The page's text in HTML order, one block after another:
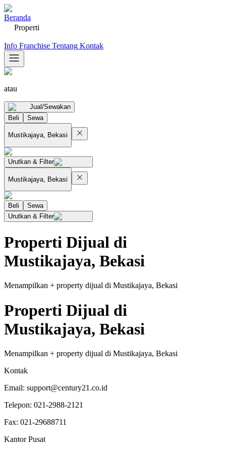
Beranda
Properti
Info Franchise Tentang Kontak
atau
Jual/Sewakan
Beli
Sewa
Mustikajaya, Bekasi
Urutkan & Filter
Mustikajaya, Bekasi
Beli
Sewa
Urutkan & Filter
Properti Dijual di
Mustikajaya, Bekasi
Menampilkan + property dijual di Mustikajaya, Bekasi
Properti Dijual di
Mustikajaya, Bekasi
Menampilkan + property dijual di Mustikajaya, Bekasi
Kontak
Email: support@century21.co.id
Telepon: 021-2988-2121
Fax: 021-29688711
Kantor Pusat